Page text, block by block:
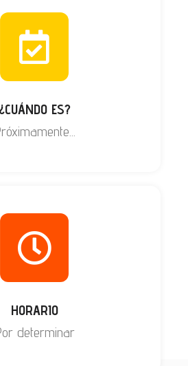
¿CUÁNDO ES?
HORARIO
determinar